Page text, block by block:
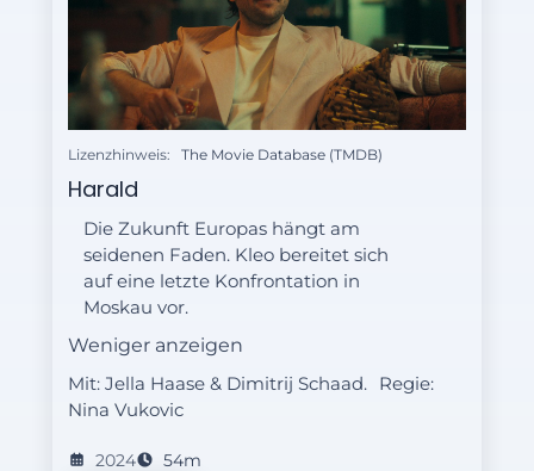
Lizenzhinweis: The Movie Database (TMDB)
Harald
Die Zukunft Europas hängt am
seidenen Faden. Kleo bereitet sich
auf eine letzte Konfrontation in
Moskau vor.
Weniger anzeigen
Mit: Jella Haase & Dimitrij Schaad.
Regie:
Nina Vukovic
2024 54m